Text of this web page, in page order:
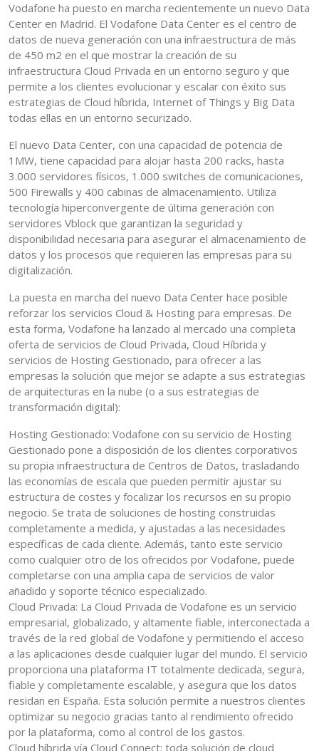
Vodafone ha puesto en marcha recientemente un nuevo Data
Center en Madrid. El Vodafone Data Center es el centro de
datos de nueva generación con una infraestructura de más
de 450 m2 en el que mostrar la creación de su
infraestructura Cloud Privada en un entorno seguro y que
permite a los clientes evolucionar y escalar con éxito sus
estrategias de Cloud híbrida, Internet of Things y Big Data
todas ellas en un entorno securizado.
El nuevo Data Center, con una capacidad de potencia de
1MW, tiene capacidad para alojar hasta 200 racks, hasta
3.000 servidores físicos, 1.000 switches de comunicaciones,
500 Firewalls y 400 cabinas de almacenamiento. Utiliza
tecnología hiperconvergente de última generación con
servidores Vblock que garantizan la seguridad y
disponibilidad necesaria para asegurar el almacenamiento de
datos y los procesos que requieren las empresas para su
digitalización.
La puesta en marcha del nuevo Data Center hace posible
reforzar los servicios Cloud & Hosting para empresas. De
esta forma, Vodafone ha lanzado al mercado una completa
oferta de servicios de Cloud Privada, Cloud Híbrida y
servicios de Hosting Gestionado, para ofrecer a las
empresas la solución que mejor se adapte a sus estrategias
de arquitecturas en la nube (o a sus estrategias de
transformación digital):
Hosting Gestionado: Vodafone con su servicio de Hosting
Gestionado pone a disposición de los clientes corporativos
su propia infraestructura de Centros de Datos, trasladando
las economías de escala que pueden permitir ajustar su
estructura de costes y focalizar los recursos en su propio
negocio. Se trata de soluciones de hosting construidas
completamente a medida, y ajustadas a las necesidades
específicas de cada cliente. Además, tanto este servicio
como cualquier otro de los ofrecidos por Vodafone, puede
completarse con una amplia capa de servicios de valor
añadido y soporte técnico especializado.
Cloud Privada: La Cloud Privada de Vodafone es un servicio
empresarial, globalizado, y altamente fiable, interconectada a
través de la red global de Vodafone y permitiendo el acceso
a las aplicaciones desde cualquier lugar del mundo. El servicio
proporciona una plataforma IT totalmente dedicada, segura,
fiable y completamente escalable, y asegura que los datos
residan en España. Esta solución permite a nuestros clientes
optimizar su negocio gracias tanto al rendimiento ofrecido
por la plataforma, como al control de los gastos.
Cloud híbrida vía Cloud Connect: toda solución de cloud